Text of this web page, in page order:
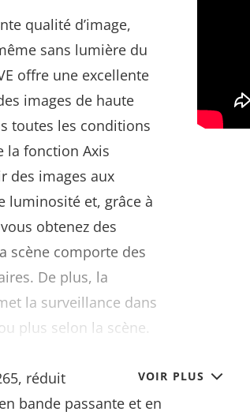
VOIR PLUS
qualité d’image,
sans lumière du
offre une excellente
images de haute
toutes les conditions
la fonction Axis
des images aux
luminosité et, grâce à
obtenez des
scène comporte des
De plus, la
la surveillance dans
plus selon la scène.
réduit
bande passante et en